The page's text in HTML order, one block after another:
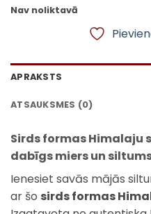
Nav noliktavā
APRAKSTS
ATSAUKSMES (0)
Sirds formas Himalaju
dabīgs miers un
Ienesiet savās mājās
ar šo sirds formas